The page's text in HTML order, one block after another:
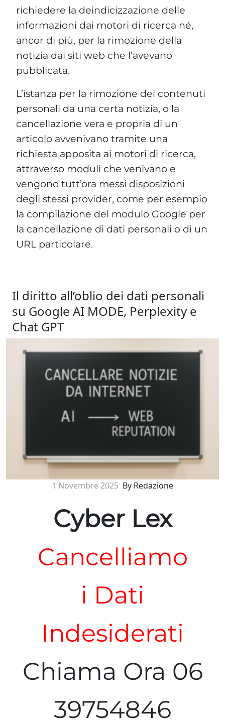
richiedere la deindicizzazione delle
informazioni dai motori di ricerca né,
ancor di più, per la rimozione della
notizia dai siti web che l’avevano
pubblicata.
L’istanza per la rimozione dei contenuti
personali da una certa notizia, o la
cancellazione vera e propria di un
articolo avvenivano tramite una
richiesta apposita ai motori di ricerca,
attraverso moduli che venivano e
vengono tutt’ora messi disposizioni
degli stessi provider, come per esempio
la compilazione del modulo Google per
la cancellazione di dati personali o di un
URL particolare.
Il diritto all’oblio dei dati personali
su Google AI MODE, Perplexity e
Chat GPT
1 Novembre 2025 By Redazione
Cyber Lex
Cancelliamo
i Dati
Indesiderati
Chiama Ora 06
39754846